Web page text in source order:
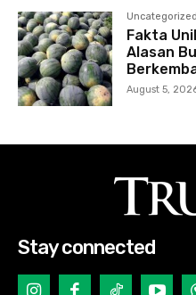
Uncategorized
Fakta
Alasan
August 5,
Stay connected